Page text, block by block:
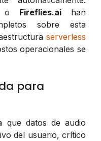
o Fireflies.aihan
sobre esta
serverless
operacionales se
para
que datos de audio
del usuario, crítico